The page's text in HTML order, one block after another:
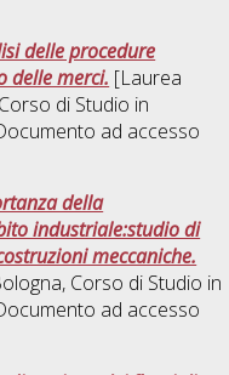
delle procedure
delle merci. [Laurea
di Studio in
ad accesso
della
industriale:studio di
meccaniche.
Corso di Studio in
ad accesso